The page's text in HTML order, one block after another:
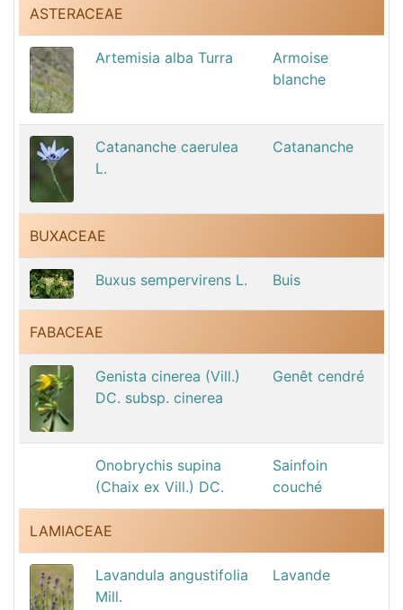
ASTERACEAE
Artemisia alba Turra
Armoise
blanche
Catananche caerulea
L.
Catananche
BUXACEAE
Buxus sempervirens L. Buis
FABACEAE
Genista cinerea (Vill.)
DC. subsp. cinerea
Genêt cendré
Onobrychis supina
(Chaix ex Vill.) DC.
Sainfoin
couché
LAMIACEAE
Lavandula angustifolia
Mill.
Lavande